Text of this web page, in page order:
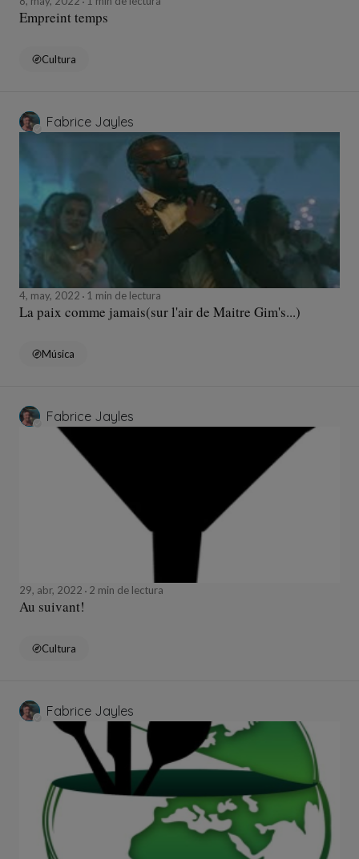
Empreint temps
Cultura
Fabrice Jayles
4, may, 2022 1 min de lectura
La paix comme jamais(sur l'air de Maitre Gim's...)
Música
Fabrice Jayles
29, abr, 2022 2 min de lectura
Au suivant!
Cultura
Fabrice Jayles